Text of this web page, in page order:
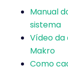
Manual
sistema
Vídeo
Makro
Como